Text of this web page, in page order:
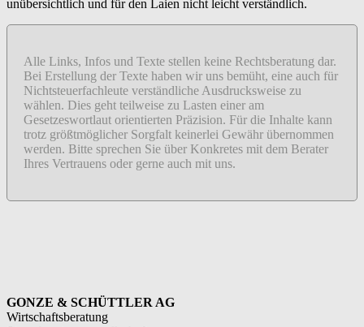
unübersichtlich und für den Laien nicht leicht verständlich.
Alle Links, Infos und Texte stellen keine Rechtsberatung dar.
Bei Erstellung der Texte haben wir uns bemüht, eine auch für
Nichtsteuerfachleute verständliche Ausdrucksweise zu
wählen. Dies geht teilweise zu Lasten einer am
Gesetzeswortlaut orientierten Präzision. Für die Inhalte kann
trotz größtmöglicher Sorgfalt keinerlei Gewähr übernommen
werden. Bitte sprechen Sie über Konkretes mit dem Berater
Ihres Vertrauens oder gerne auch mit uns.
GONZE & SCHÜTTLER AG
Wirtschaftsberatung